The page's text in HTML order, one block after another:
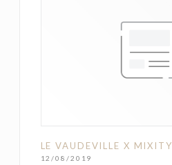
LE VAUDEVILLE X MIXITY
12/08/2019